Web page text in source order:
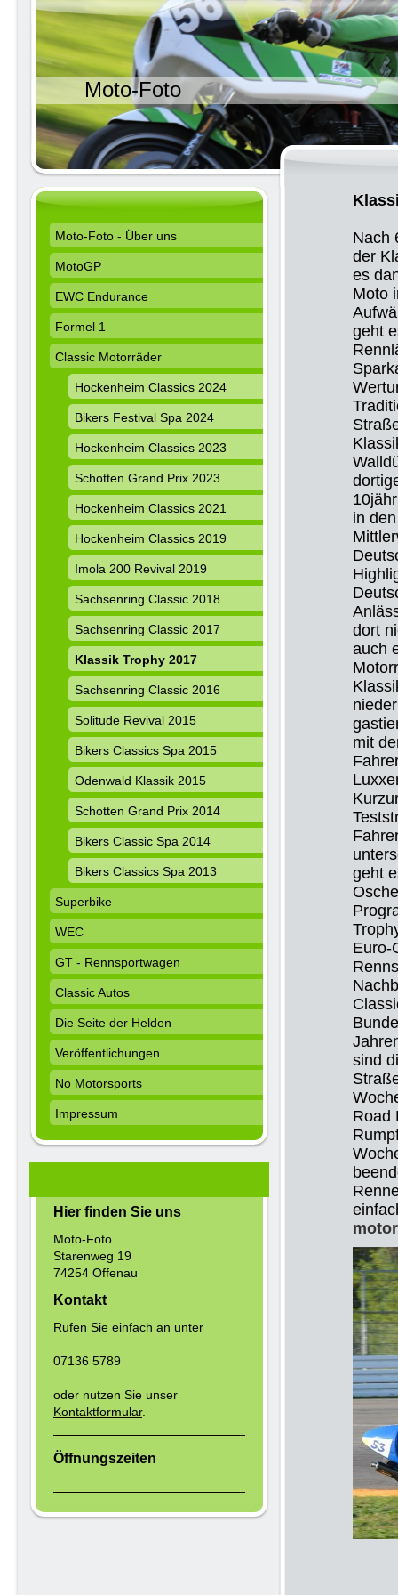
Moto-Foto
Nach
der
es
Moto
geht
in
dort
auch
mit
geht
Euro-
sind
Road
Moto-Foto - Über uns
MotoGP
EWC Endurance
Formel 1
Classic Motorräder
Hockenheim Classics 2024
Bikers Festival Spa 2024
Hockenheim Classics 2023
Schotten Grand Prix 2023
Hockenheim Classics 2021
Hockenheim Classics 2019
Imola 200 Revival 2019
Sachsenring Classic 2018
Sachsenring Classic 2017
Klassik Trophy 2017
Sachsenring Classic 2016
Solitude Revival 2015
Bikers Classics Spa 2015
Odenwald Klassik 2015
Schotten Grand Prix 2014
Bikers Classic Spa 2014
Bikers Classics Spa 2013
Superbike
WEC
GT - Rennsportwagen
Classic Autos
Die Seite der Helden
Veröffentlichungen
No Motorsports
Impressum
Hier finden Sie uns
Moto-Foto
Starenweg 19
74254 Offenau
Kontakt
Rufen Sie einfach an unter
07136 5789
oder nutzen Sie unser
Kontaktformular.
Öffnungszeiten